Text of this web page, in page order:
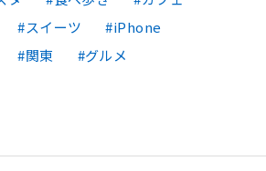
スイーツ
iPhone
関東 グルメ